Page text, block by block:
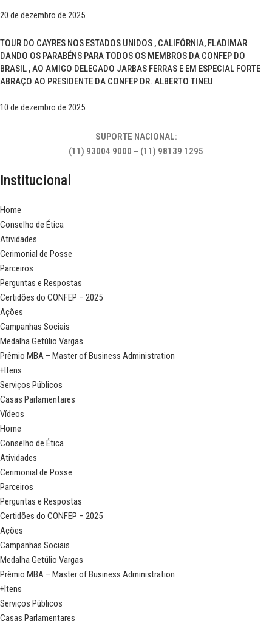
20 de dezembro de 2025
TOUR DO CAYRES NOS ESTADOS UNIDOS , CALIFÓRNIA, FLADIMAR
DANDO OS PARABÉNS PARA TODOS OS MEMBROS DA CONFEP DO
BRASIL , AO AMIGO DELEGADO JARBAS FERRAS E EM ESPECIAL FORTE
ABRAÇO AO PRESIDENTE DA CONFEP DR. ALBERTO TINEU
10 de dezembro de 2025
SUPORTE NACIONAL:
(11) 93004 9000 – (11) 98139 1295
Institucional
Home
Conselho de Ética
Atividades
Cerimonial de Posse
Parceiros
Perguntas e Respostas
Certidões do CONFEP – 2025
Ações
Campanhas Sociais
Medalha Getúlio Vargas
Prêmio MBA – Master of Business Administration
+Itens
Serviços Públicos
Casas Parlamentares
Vídeos
Home
Conselho de Ética
Atividades
Cerimonial de Posse
Parceiros
Perguntas e Respostas
Certidões do CONFEP – 2025
Ações
Campanhas Sociais
Medalha Getúlio Vargas
Prêmio MBA – Master of Business Administration
+Itens
Serviços Públicos
Casas Parlamentares